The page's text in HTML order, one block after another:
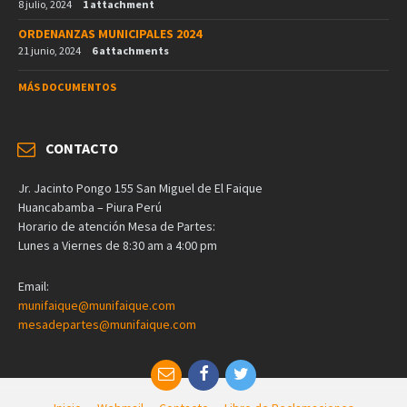
8 julio, 2024 1 attachment
ORDENANZAS MUNICIPALES 2024
21 junio, 2024 6 attachments
MÁS DOCUMENTOS
CONTACTO
Jr. Jacinto Pongo 155 San Miguel de El Faique
Huancabamba – Piura Perú
Horario de atención Mesa de Partes:
Lunes a Viernes de 8:30 am a 4:00 pm
Email:
munifaique@munifaique.com
mesadepartes@munifaique.com